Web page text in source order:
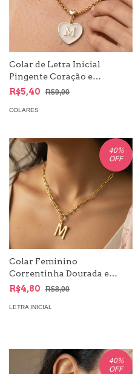
Colar de Letra Inicial
Pingente Coração e
Corrente Dourada
R$5,40 R$9,00
COLARES
40%
OFF
Colar Feminino
Correntinha Dourada e
Pingente Letra Inicial do
R$4,80 R$8,00
LETRA INICIAL
40%
OFF